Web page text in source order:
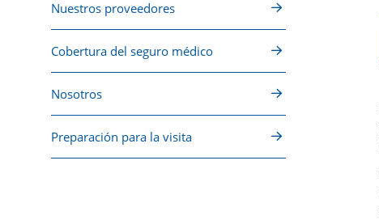
Nuestros proveedores
Cobertura del seguro médico
Nosotros
Preparación para la visita